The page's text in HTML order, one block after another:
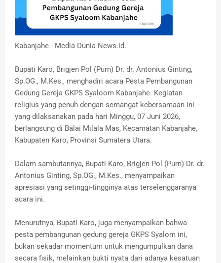
Kabanjahe - Media Dunia News.id.
Bupati Karo, Brigjen Pol (Purn) Dr. dr. Antonius Ginting,
Sp.OG., M.Kes., menghadiri acara Pesta Pembangunan
Gedung Gereja GKPS Syaloom Kabanjahe. Kegiatan
religius yang penuh dengan semangat kebersamaan ini
yang dilaksanakan pada hari Minggu, 07 Juni 2026,
berlangsung di Balai Milala Mas, Kecamatan Kabanjahe,
Kabupaten Karo, Provinsi Sumatera Utara.
​Dalam sambutannya, Bupati Karo, Brigjen Pol (Purn) Dr. dr.
Antonius Ginting, Sp.OG., M.Kes., menyampaikan
apresiasi yang setinggi-tingginya atas terselenggaranya
acara ini.
Menurutnya, Bupati Karo, juga menyampaikan bahwa
pesta pembangunan gedung gereja GKPS Syalom ini,
bukan sekadar momentum untuk mengumpulkan dana
secara fisik, melainkan bukti nyata dari adanya kesatuan